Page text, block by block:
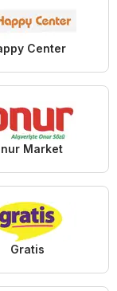
Center
Market
Gratis